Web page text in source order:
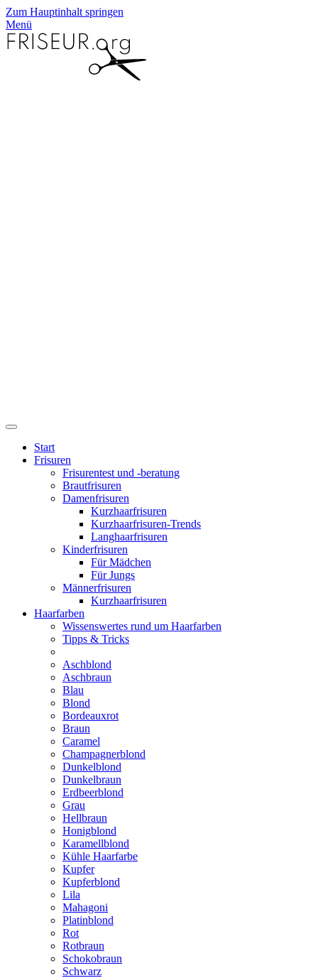
Zum Hauptinhalt springen
Menü
Start
Frisuren
Frisurentest und -beratung
Brautfrisuren
Damenfrisuren
Kurzhaarfrisuren
Kurzhaarfrisuren-Trends
Langhaarfrisuren
Kinderfrisuren
Für Mädchen
Für Jungs
Männerfrisuren
Kurzhaarfrisuren
Haarfarben
Wissenswertes rund um Haarfarben
Tipps & Tricks
Aschblond
Aschbraun
Blau
Blond
Bordeauxrot
Braun
Caramel
Champagnerblond
Dunkelblond
Dunkelbraun
Erdbeerblond
Grau
Hellbraun
Honigblond
Karamellblond
Kühle Haarfarbe
Kupfer
Kupferblond
Lila
Mahagoni
Platinblond
Rot
Rotbraun
Schokobraun
Schwarz